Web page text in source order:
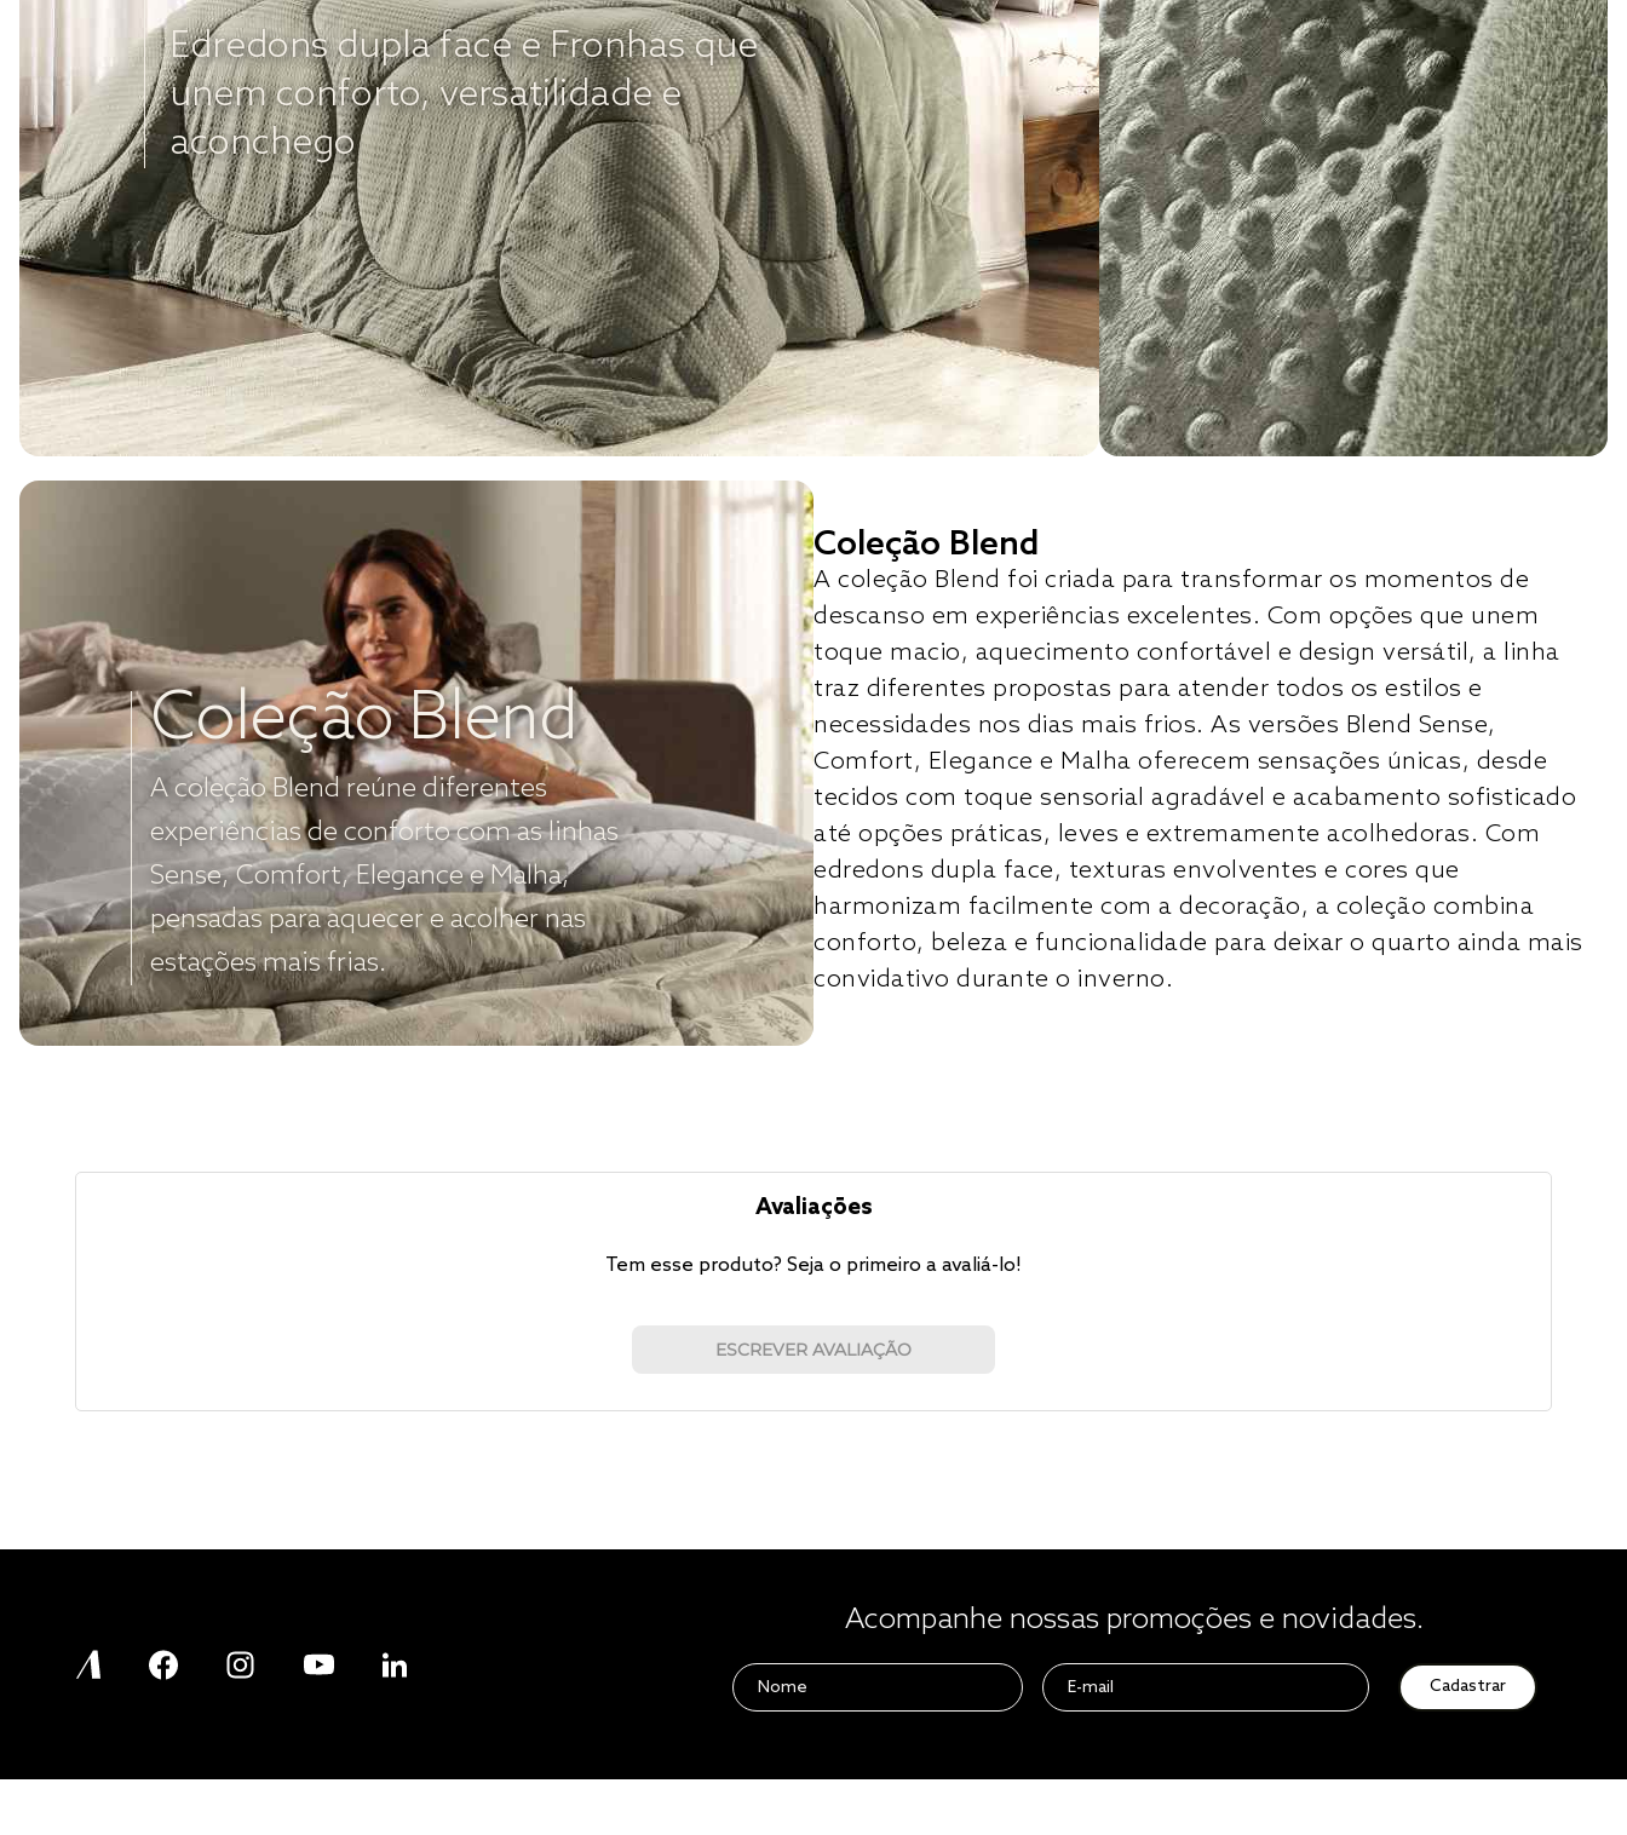
Edredons dupla face e Fronhas que
unem conforto, versatilidade e
aconchego
Coleção Blend
A coleção Blend reúne diferentes
experiências de conforto com as linhas
Sense, Comfort, Elegance e Malha,
pensadas para aquecer e acolher nas
estações mais frias.
Coleção Blend
A coleção Blend foi criada para transformar os momentos de
descanso em experiências excelentes. Com opções que unem
toque macio, aquecimento confortável e design versátil, a linha
traz diferentes propostas para atender todos os estilos e
necessidades nos dias mais frios. As versões Blend Sense,
Comfort, Elegance e Malha oferecem sensações únicas, desde
tecidos com toque sensorial agradável e acabamento sofisticado
até opções práticas, leves e extremamente acolhedoras. Com
edredons dupla face, texturas envolventes e cores que
harmonizam facilmente com a decoração, a coleção combina
conforto, beleza e funcionalidade para deixar o quarto ainda mais
convidativo durante o inverno.
Avaliações
Tem esse produto? Seja o primeiro a avaliá-lo!
ESCREVER AVALIAÇÃO
Acompanhe nossas promoções e novidades.
Cadastrar